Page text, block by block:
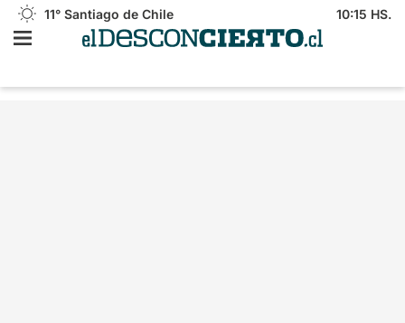
11° Santiago de Chile 10:15 HS.